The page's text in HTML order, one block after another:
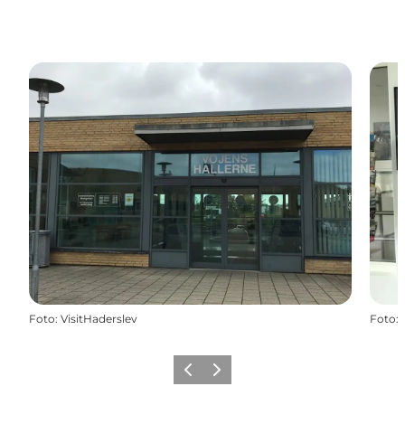
Foto: VisitHaderslev Foto:
ForrigeNæste